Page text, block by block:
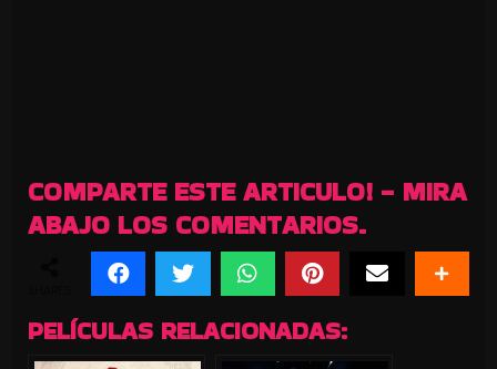
COMPARTE ESTE ARTICULO! - MIRA
ABAJO LOS COMENTARIOS.
PELÍCULAS RELACIONADAS: